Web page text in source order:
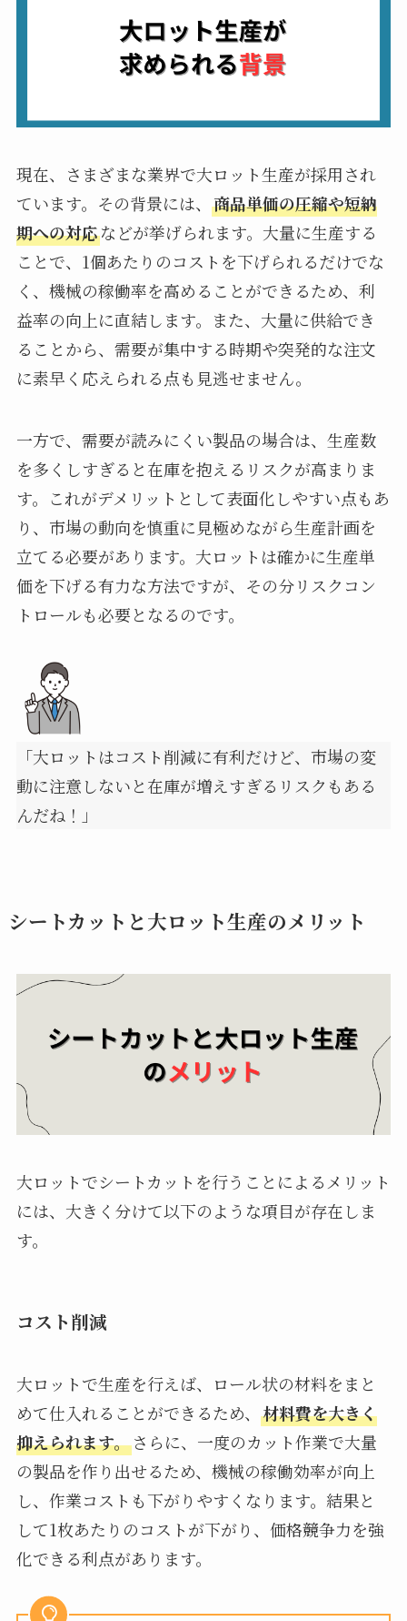
現在、さまざまな業界で大ロット生産が採用され
ています。その背景には、 商品単価の圧縮や短納
期への対応などが挙げられます。大量に生産する
ことで、1個あたりのコストを下げられるだけでな
く、機械の稼働率を高めることができるため、利
益率の向上に直結します。また、大量に供給でき
ることから、需要が集中する時期や突発的な注文
に素早く応えられる点も見逃せません。
一方で、需要が読みにくい製品の場合は、生産数
を多くしすぎると在庫を抱えるリスクが高まりま
す。これがデメリットとして表面化しやすい点もあ
り、市場の動向を慎重に見極めながら生産計画を
立てる必要があります。大ロットは確かに生産単
価を下げる有力な方法ですが、その分リスクコン
トロールも必要となるのです。
「大ロットはコスト削減に有利だけど、市場の変
動に注意しないと在庫が増えすぎるリスクもある
んだね！」
シートカットと大ロット生産のメリット
大ロットでシートカットを行うことによるメリット
には、大きく分けて以下のような項目が存在しま
す。
コスト削減
大ロットで生産を行えば、ロール状の材料をまと
めて仕入れることができるため、 材料費を大きく
抑えられます。さらに、一度のカット作業で大量
の製品を作り出せるため、機械の稼働効率が向上
し、作業コストも下がりやすくなります。結果と
して1枚あたりのコストが下がり、価格競争力を強
化できる利点があります。